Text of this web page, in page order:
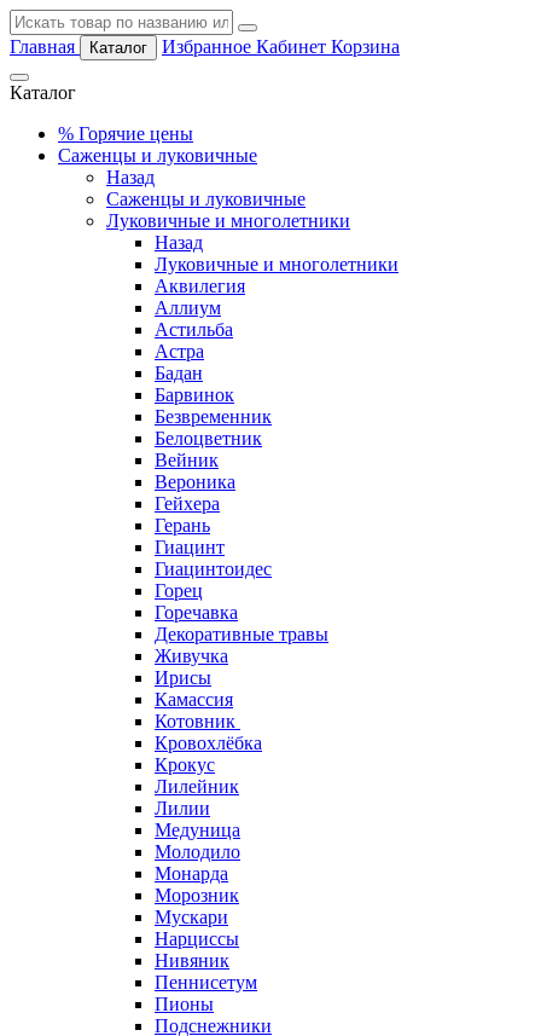
Главная Каталог Избранное Кабинет Корзина
Каталог
% Горячие цены
Саженцы и луковичные
Назад
Саженцы и луковичные
Луковичные и многолетники
Назад
Луковичные и многолетники
Аквилегия
Аллиум
Астильба
Астра
Бадан
Барвинок
Безвременник
Белоцветник
Вейник
Вероника
Гейхера
Герань
Гиацинт
Гиацинтоидес
Горец
Горечавка
Декоративные травы
Живучка
Ирисы
Камассия
Котовник
Кровохлёбка
Крокус
Лилейник
Лилии
Медуница
Молодило
Монарда
Морозник
Мускари
Нарциссы
Нивяник
Пеннисетум
Пионы
Подснежники